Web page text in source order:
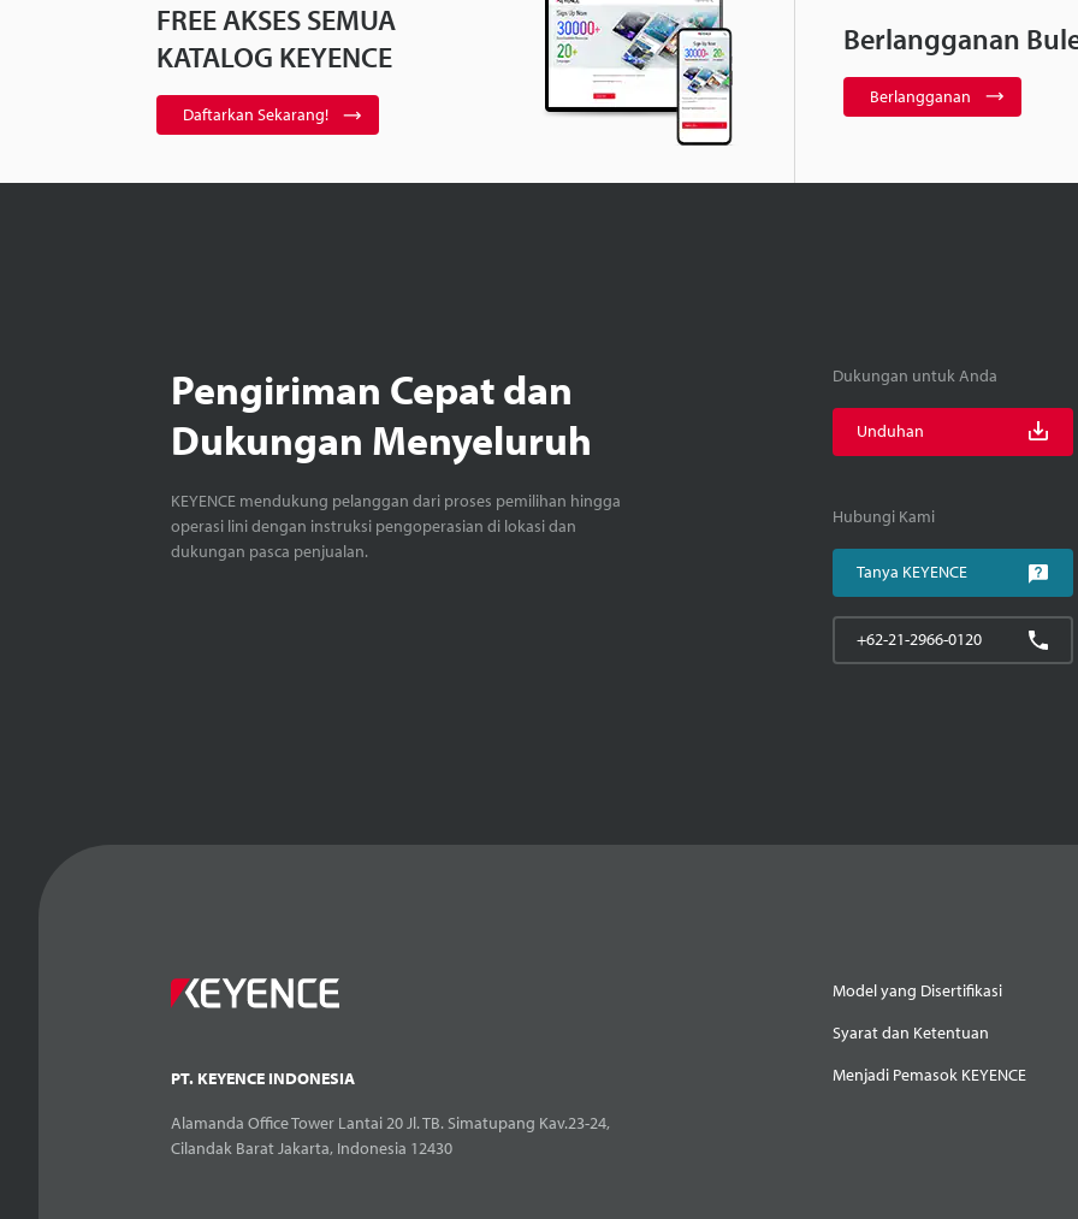
FREE AKSES SEMUA
KATALOG KEYENCE
Daftarkan Sekarang!
Berlangganan
Berlangganan
Pengiriman Cepat dan
Dukungan Menyeluruh
KEYENCE mendukung pelanggan dari proses pemilihan hingga
operasi lini dengan instruksi pengoperasian di lokasi dan
dukungan pasca penjualan.
Dukungan untuk Anda
Unduhan
Hubungi Kami
Tanya KEYENCE
+62-21-2966-0120
PT. KEYENCE INDONESIA
Alamanda Office Tower Lantai 20 Jl. TB. Simatupang Kav.23-24,
Cilandak Barat Jakarta, Indonesia 12430
Model yang Disertifikasi
Syarat dan Ketentuan
Menjadi Pemasok KEYENCE